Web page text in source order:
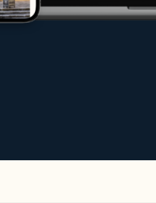
unter besten
setzen alles